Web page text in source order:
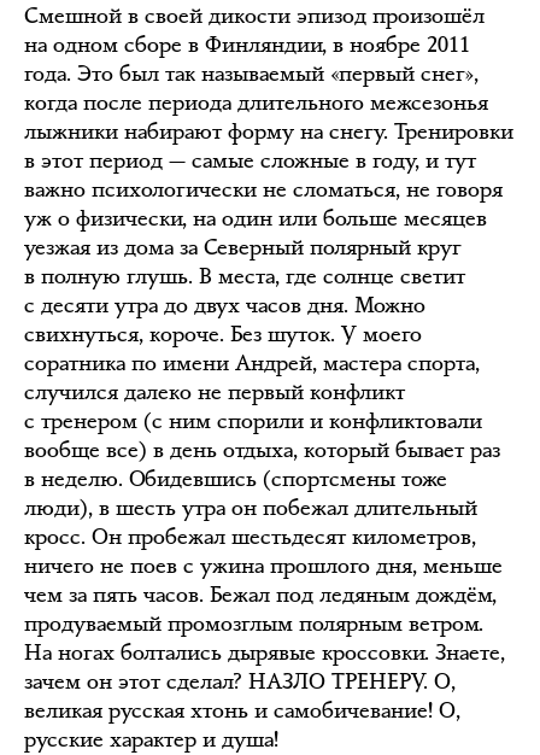
Смешной в своей дикости эпизод произошёл
на одном сборе в Финляндии, в ноябре 2011
года. Это был так называемый «первый снег»,
когда после периода длительного межсезонья
лыжники набирают форму на снегу. Тренировки
в этот период — самые сложные в году, и тут
важно психологически не сломаться, не говоря
уж о физически, на один или больше месяцев
уезжая из дома за Северный полярный круг
в полную глушь. В места, где солнце светит
с десяти утра до двух часов дня. Можно
свихнуться, короче. Без шуток. У моего
соратника по имени Андрей, мастера спорта,
случился далеко не первый конфликт
с тренером (с ним спорили и конфликтовали
вообще все) в день отдыха, который бывает раз
в неделю. Обидевшись (спортсмены тоже
люди), в шесть утра он побежал длительный
кросс. Он пробежал шестьдесят километров,
ничего не поев с ужина прошлого дня, меньше
чем за пять часов. Бежал под ледяным дождём,
продуваемый промозглым полярным ветром.
На ногах болтались дырявые кроссовки. Знаете,
зачем он этот сделал? НАЗЛО ТРЕНЕРУ. О,
великая русская хтонь и самобичевание! О,
русские характер и душа!